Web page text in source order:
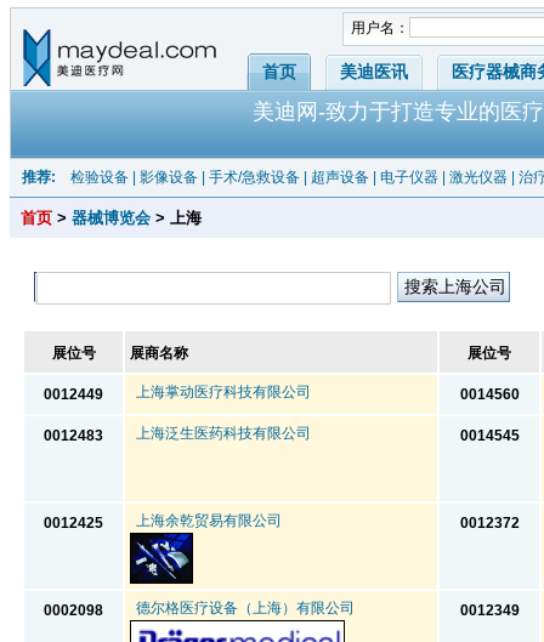
用户名：
首页 美迪医讯 医疗器械商
美迪网-致力于打造专业的医
推荐: 检验设备 影像设备 手术/急救设备 超声设备 电子仪器 激光仪器 治
首页 > 器械博览会 > 上海
展位号 展商名称 展位号
0012449 上海掌动医疗科技有限公司 0014560
0012483 上海泛生医药科技有限公司 0014545
0012425 上海余乾贸易有限公司 0012372
0002098 德尔格医疗设备（上海）有限公司 0012349